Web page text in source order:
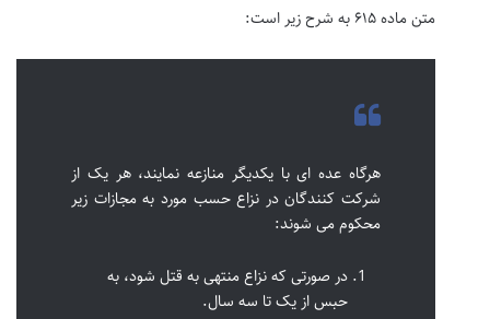
متن ماده ۶۱۵ به شرح زیر است:
هرگاه عده ای با یکدیگر منازعه نمایند، هر یک از
شرکت کنندگان در نزاع حسب مورد به مجازات زیر
محکوم می شوند:
در صورتی که نزاع منتهی به قتل شود، به
حبس از یک تا سه سال.